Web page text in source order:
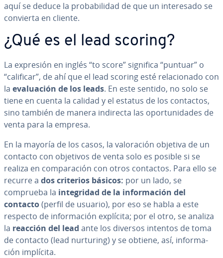
aquí se deduce la pro­ba­bi­li­dad de que un in­te­re­sa­do se
convierta en cliente.
¿Qué es el lead scoring?
La expresión en inglés “to score” significa “puntuar” o
“calificar”, de ahí que el lead scoring esté re­la­cio­na­do con
la eva­lua­ción de los leads. En este sentido, no solo se
tiene en cuenta la calidad y el estatus de los contactos,
sino también de manera indirecta las opo­r­tu­ni­da­des de
venta para la empresa.
En la mayoría de los casos, la va­lo­ra­ción objetiva de un
contacto con objetivos de venta solo es posible si se
realiza en co­m­pa­ra­ción con otros contactos. Para ello se
recurre a dos criterios básicos: por un lado, se
comprueba la in­te­gri­dad de la in­fo­r­ma­ción del
contacto(perfil de usuario), por eso se habla a este
respecto de in­fo­r­ma­ción explícita; por el otro, se analiza
la reacción del lead ante los diversos intentos de toma
de contacto (lead nurturing) y se obtiene, así, in­fo­r­ma­
ción implícita.